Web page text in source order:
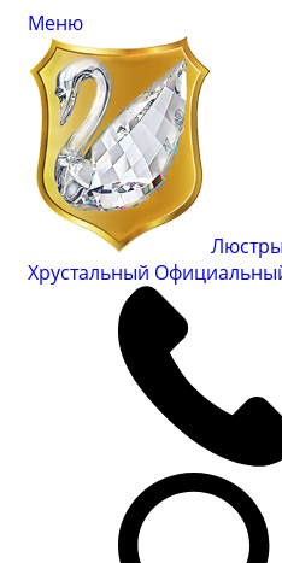
Меню
Хрустальный